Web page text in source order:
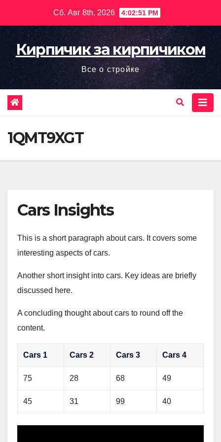
содержимому
Сб. Авг 8th, 2026 4:02:52 PM
Кирпичик за кирпичиком
Все о стройке
1QMT9XGT
Cars Insights
This is a short paragraph about cars. It covers some
interesting aspects of cars.
Another short insight into cars. Key ideas are briefly
discussed here.
A concluding thought about cars to round off the
content.
Cars 1 Cars 2 Cars 3 Cars 4
75 28 68 49
45 31 99 40